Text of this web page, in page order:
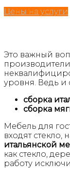
Цены на услуги
Это важный
уровня. Ведь и
сборка
сборка
Мебель для
входят
итальянской
как стекло,
работу